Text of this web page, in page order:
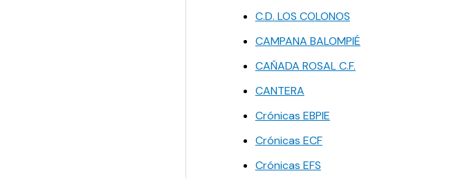
C.D. LOS COLONOS
CAMPANA BALOMPIÉ
CAÑADA ROSAL C.F.
CANTERA
Crónicas EBPIE
Crónicas ECF
Crónicas EFS